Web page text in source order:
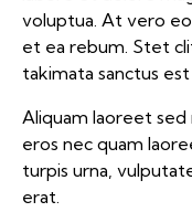
voluptua. At vero
et ea rebum. Stet
takimata sanctus
Aliquam laoreet sed
eros nec quam
turpis urna,
erat.